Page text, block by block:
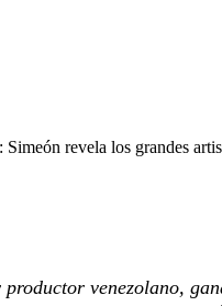
Simeón revela los grandes
venezolano,